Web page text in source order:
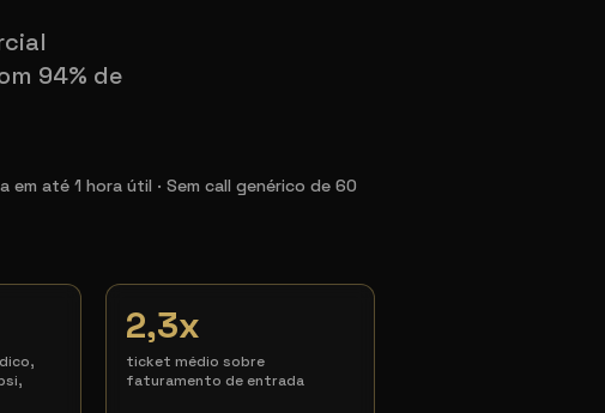
94% de
em até 1 hora útil · Sem call genérico de 60
2,3x
ticket médio sobre
faturamento de entrada